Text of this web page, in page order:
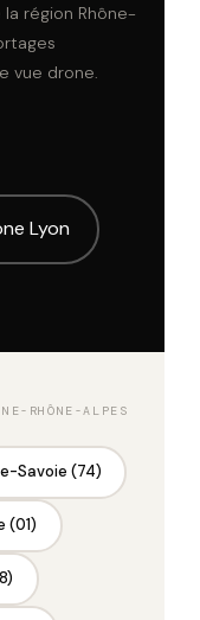
région Rhône-
vue drone.
Lyon
RHÔNE-ALPES
Savoie (74)
(01)